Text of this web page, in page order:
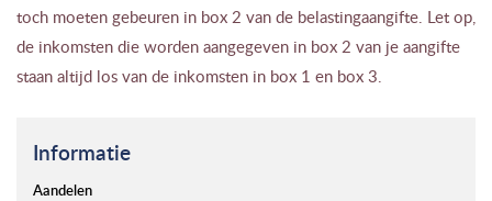
toch moeten gebeuren in box 2 van de belastingaangifte. Let op,
de inkomsten die worden aangegeven in box 2 van je aangifte
staan altijd los van de inkomsten in box 1 en box 3.
Informatie
Aandelen